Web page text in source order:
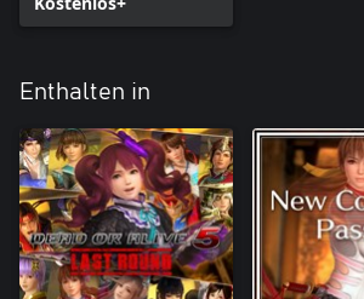
Enthalten in